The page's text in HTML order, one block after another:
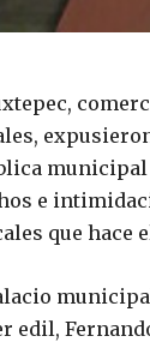
e
que hace
edil,